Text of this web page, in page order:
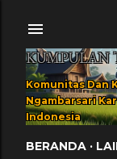
KUMPULAN
Komunitas Dan
Ngambarsari
Indonesia
BERANDA